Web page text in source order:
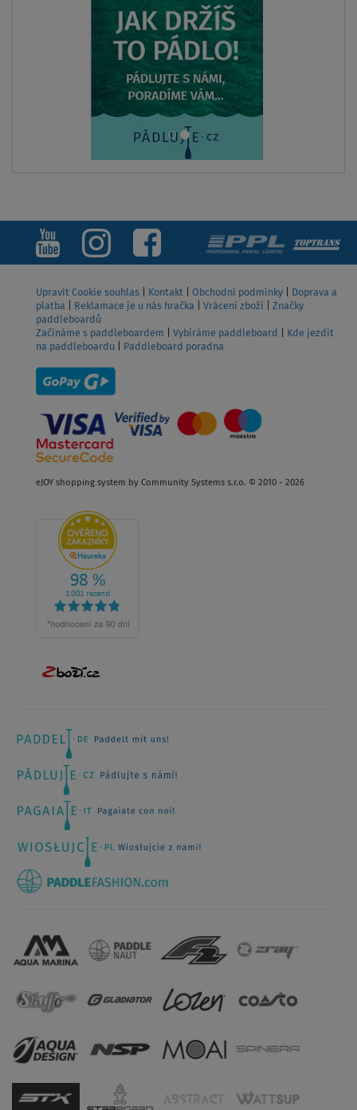
Upravit Cookie souhlas Kontakt Obchodní podmínky
Doprava a
platba
Reklamace je u nás hračka Vrácení zboží
Značky
paddleboardů
Začínáme s paddleboardem
Vybíráme paddleboard
Kde jezdit
na paddleboardu
Paddleboard poradna
eJOY shopping system by Community Systems s.r.o. © 2010 - 2026